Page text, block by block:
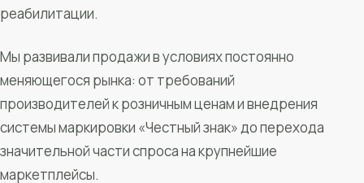
реабилитации.
Мы развивали продажи в условиях постоянно
меняющегося рынка: от требований
производителей к розничным ценам и внедрения
системы маркировки «Честный знак» до перехода
значительной части спроса на крупнейшие
маркетплейсы.